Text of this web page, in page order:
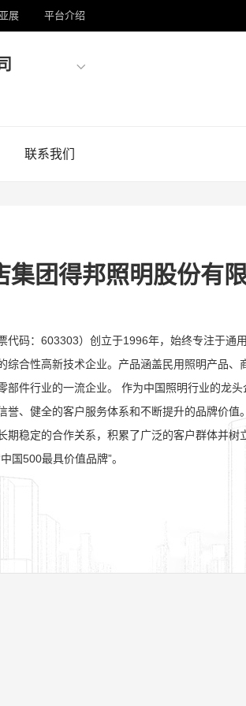
展 平台介绍
联系我们
集团得邦照明股份有
代码：603303）创立于1996年，始终专注于通
综合性高新技术企业。产品涵盖民用照明产品
部件行业的一流企业。 作为中国照明行业的龙
誉、健全的客户服务体系和不断提升的品牌价
期稳定的合作关系，积累了广泛的客户群体并
国500最具价值品牌”。